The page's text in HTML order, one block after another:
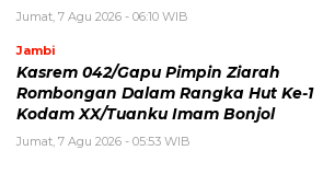
Jumat, 7 Agu 2026 - 06:10 WIB
Jambi
Kasrem 042/Gapu Pimpin Ziarah
Rombongan Dalam Rangka Hut Ke-1
Kodam XX/Tuanku Imam Bonjol
Jumat, 7 Agu 2026 - 05:53 WIB